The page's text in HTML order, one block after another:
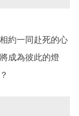
約一同赴死的心
成為彼此的燈